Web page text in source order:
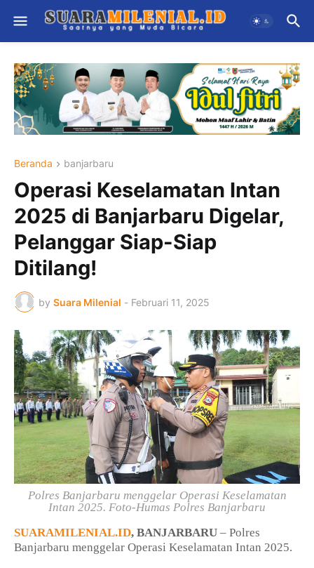
Beranda banjarbaru
Operasi Keselamatan Intan
2025 di Banjarbaru Digelar,
Pelanggar Siap-Siap
Ditilang!
by Suara Milenial - Februari 11, 2025
Polres Banjarbaru menggelar Operasi Keselamatan
Intan 2025. Foto-Humas Polres Banjarbaru
SUARAMILENIAL.ID, BANJARBARU – Polres
Banjarbaru menggelar Operasi Keselamatan Intan 2025.